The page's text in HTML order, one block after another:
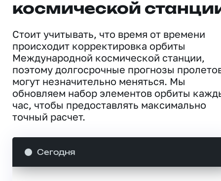
космической
Стоит учитывать, что время от времени
происходит корректировка орбиты
Международной космической станции,
поэтому долгосрочные прогнозы
могут незначительно меняться. Мы
обновляем набор элементов орбиты
час, чтобы предоставлять максимально
точный расчет.
Сегодня